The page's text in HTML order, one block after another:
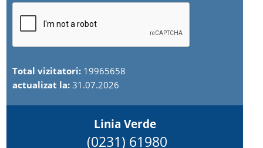
Total vizitatori: 19965658
actualizat la:31.07.2026
Linia Verde
(0231) 61980